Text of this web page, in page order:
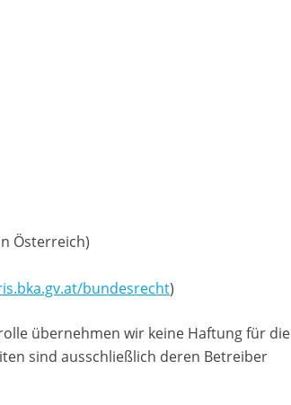
Österreich)
bundesrecht)
übernehmen wir keine Haftung für die
sind ausschließlich deren Betreiber